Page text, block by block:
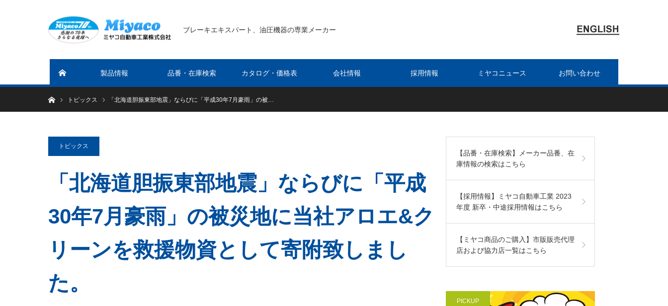
ブレーキエキスパート、油圧機器の専業メーカー
製品情報 品番・在庫検索 カタログ・価格表 会社情報 採用情報 ミヤコニュース お問い合わせ
ホームトピックス 「北海道胆振東部地震」ならびに「平成30年7月豪雨」の被…
トピックス
「北海道胆振東部地震」ならびに「平成
30年7月豪雨」の被災地に当社アロエ&ク
リーンを救援物資として寄附致しまし
た。
【品番・在庫検索】メーカー品番、在
庫情報の検索はこちら
【採用情報】ミヤコ自動車工業 2023
年度 新卒・中途採用情報はこちら
【ミヤコ商品のご購入】市販販売代理
店および協力店一覧はこちら
PICKUP